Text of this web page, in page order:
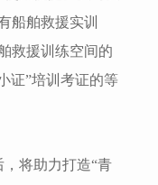
船舶救援实训
救援训练空间的
证”培训考证的等
将助力打造“青